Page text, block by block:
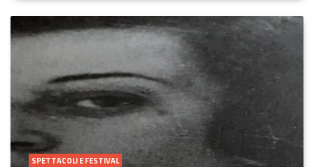
SPETTACOLI E FESTIVAL